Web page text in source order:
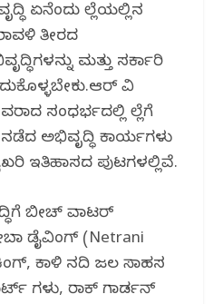
ಏನೆಂದು ಜಿಲ್ಲೆಯಲ್ಲಿನ
ತೀರದ
ಮತ್ತು ಸರ್ಕಾರಿ
ವಿ
ಸಂಧರ್ಭದಲ್ಲಿ ಜಿಲ್ಲೆಗೆ
ಅಭಿವೃದ್ಧಿ ಕಾರ್ಯಗಳು
ಇತಿಹಾಸದ ಪುಟಗಳಲ್ಲಿವೆ.
ಬೀಚ್ ವಾಟರ್
ಡೈವಿಂಗ್ (Netrani
ಕಾಳಿ ನದಿ ಜಲ ಸಾಹಸ
ಗಳು, ರಾಕ್ ಗಾರ್ಡನ್